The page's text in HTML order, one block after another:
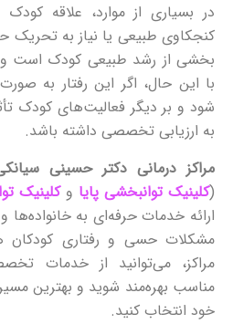
در بسیاری از موارد، علاقه
کنجکاوی طبیعی یا نیاز به تحریک
بخشی از رشد طبیعی کودک است و
با این حال، اگر این رفتار به
شود و بر دیگر فعالیت‌های کودک
به ارزیابی تخصصی داشته باشد.
مراکز درمانی دکتر حسینی
(کلینیک توانبخشی پایا وکلینیک
ارائه خدمات حرفه‌ای به
مشکلات حسی و رفتاری کودکان
مراکز، می‌توانید از خدمات
مناسب بهره‌مند شوید و بهترین
خود انتخاب کنید.